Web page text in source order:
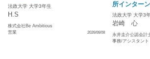
法政大学 大学3年生
H.S
株式会社Be Ambitious
営業
2026/06/08
所インターン
法政大学 大学3
岩崎 心
永井圭介公認会計
事務/アシスタント